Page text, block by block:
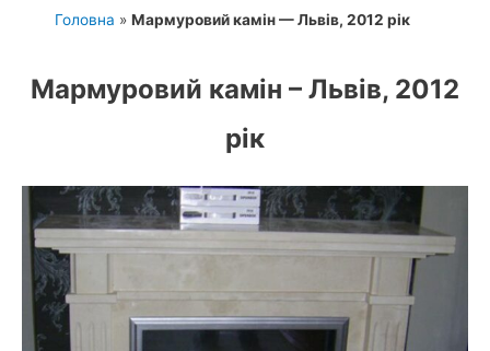
Головна » Мармуровий камін — Львів, 2012 рік
Мармуровий камін – Львів, 2012
рік